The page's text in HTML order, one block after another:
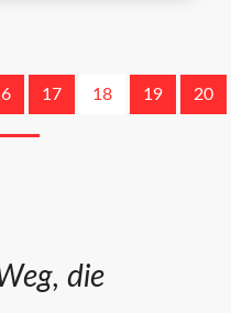
17 18 19 20
die